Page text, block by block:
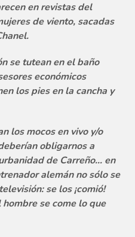
en revistas del
de viento, sacadas
se tutean en el baño
económicos
los pies en la cancha y
los mocos en vivo y/o
obligarnos a
de Carreño… en
alemán no sólo se
se los ¡comió!
se come lo que